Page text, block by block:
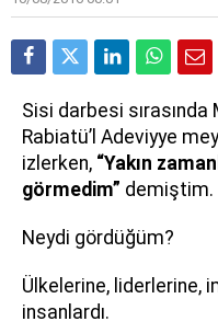
Sisi darbesi sırasında
Rabiatü’l Adeviyye
izlerken, “Yakın
görmedim” demiştim.
Neydi gördüğüm?
Ülkelerine, liderlerine,
insanlardı.